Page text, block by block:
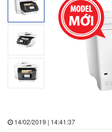
14/02/2019 | 14:41:37